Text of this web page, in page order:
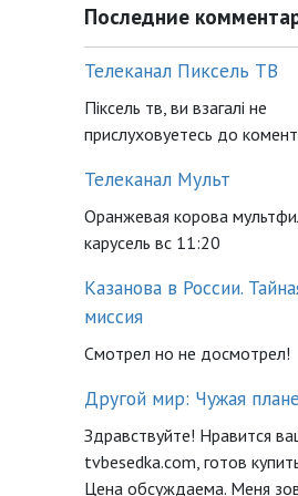
Последние
Телеканал Пиксель ТВ
Піксель тв, ви взагалі не
прислуховуетесь до
Телеканал Мульт
Оранжевая корова
карусель вс 11:20
Казанова в России.
миссия
Смотрел но не досмотрел!
Другой мир: Чужая
Здравствуйте! Нравится
tvbesedka.com, готов
Цена обсуждаема. Меня